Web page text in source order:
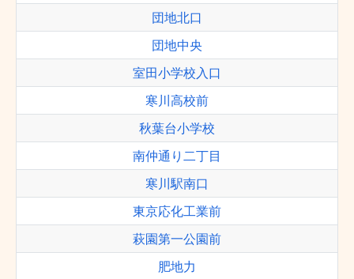
団地北口
団地中央
室田小学校入口
寒川高校前
秋葉台小学校
南仲通り二丁目
寒川駅南口
東京応化工業前
萩園第一公園前
肥地力